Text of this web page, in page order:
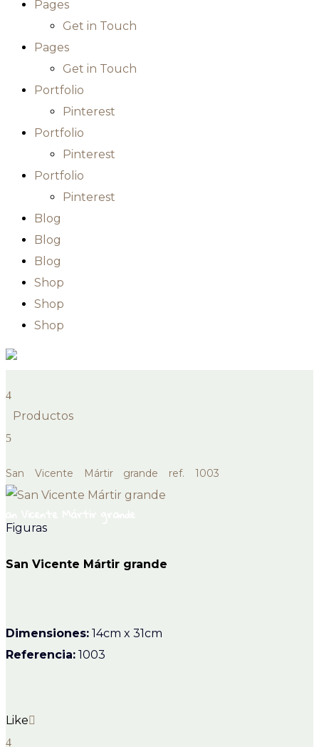
Pages
Get in Touch
Pages
Get in Touch
Portfolio
Pinterest
Portfolio
Pinterest
Portfolio
Pinterest
Blog
Blog
Blog
Shop
Shop
Shop
Productos
San Vicente Mártir grande ref. 1003
Figuras
San Vicente Mártir grande
Dimensiones: 14cm x 31cm
Referencia: 1003
Like